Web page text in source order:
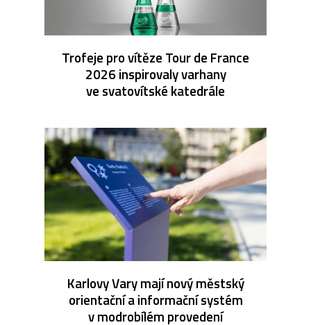
Trofeje pro vítěze Tour de France
2026 inspirovaly varhany
ve svatovítské katedrále
Karlovy Vary mají nový městský
orientační a informační systém
v modrobílém provedení